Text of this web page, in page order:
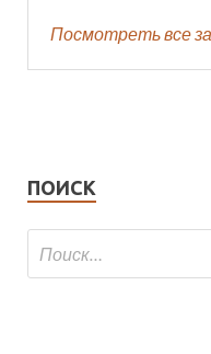
Посмотреть все
ПОИСК